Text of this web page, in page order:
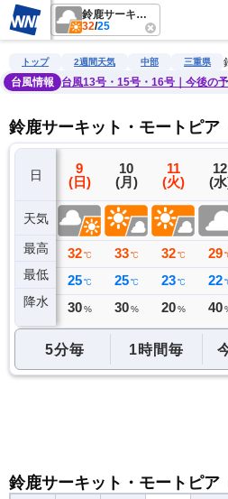
鈴鹿サーキット・モートピア（三重県）
32/25
雨雲レーダー 台風情報 地震情報
トップ 2週間天気 中部 三重県
台風情報
台風13号・15号・16号｜今後の
鈴鹿サーキット・モートピア
日
天気
最高
最低
降水
8
(土)
32 ℃
26 ℃
0 ミリ
9
(日)
32 ℃
25 ℃
30 %
10
(月)
33 ℃
25 ℃
30 %
11
(火)
32 ℃
23 ℃
20 %
12
(
29
22
40
5分毎 1時間毎
鈴鹿サーキット・モートピア